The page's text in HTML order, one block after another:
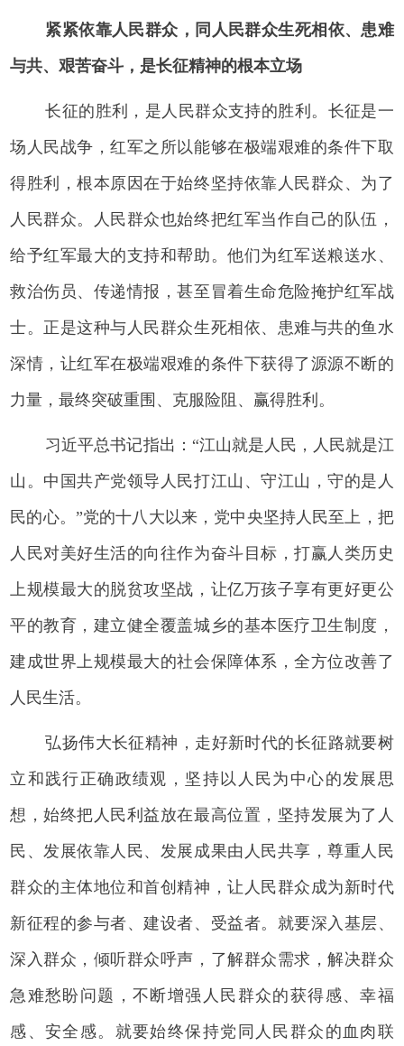
紧紧依靠人民群众，同人民群众生死相依、患难
与共、艰苦奋斗，是长征精神的根本立场
长征的胜利，是人民群众支持的胜利。长征是一
场人民战争，红军之所以能够在极端艰难的条件下取
得胜利，根本原因在于始终坚持依靠人民群众、为了
人民群众。人民群众也始终把红军当作自己的队伍，
给予红军最大的支持和帮助。他们为红军送粮送水、
救治伤员、传递情报，甚至冒着生命危险掩护红军战
士。正是这种与人民群众生死相依、患难与共的鱼水
深情，让红军在极端艰难的条件下获得了源源不断的
力量，最终突破重围、克服险阻、赢得胜利。
习近平总书记指出：“江山就是人民，人民就是江
山。中国共产党领导人民打江山、守江山，守的是人
民的心。”党的十八大以来，党中央坚持人民至上，把
人民对美好生活的向往作为奋斗目标，打赢人类历史
上规模最大的脱贫攻坚战，让亿万孩子享有更好更公
平的教育，建立健全覆盖城乡的基本医疗卫生制度，
建成世界上规模最大的社会保障体系，全方位改善了
人民生活。
弘扬伟大长征精神，走好新时代的长征路就要树
立和践行正确政绩观，坚持以人民为中心的发展思
想，始终把人民利益放在最高位置，坚持发展为了人
民、发展依靠人民、发展成果由人民共享，尊重人民
群众的主体地位和首创精神，让人民群众成为新时代
新征程的参与者、建设者、受益者。就要深入基层、
深入群众，倾听群众呼声，了解群众需求，解决群众
急难愁盼问题，不断增强人民群众的获得感、幸福
感、安全感。就要始终保持党同人民群众的血肉联